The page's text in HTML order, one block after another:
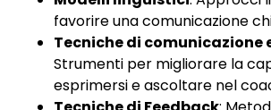
favorire una comunicazione
Tecniche di comunicazione
Strumenti per migliorare la
esprimersi e ascoltare nel